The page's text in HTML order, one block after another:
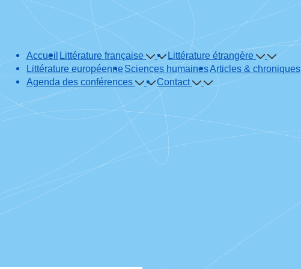
Navigation
Accueil Littérature française
Littérature étrangère
Littérature européenneSciences humainesArticles & chroniques
Agenda des conférences
Contact